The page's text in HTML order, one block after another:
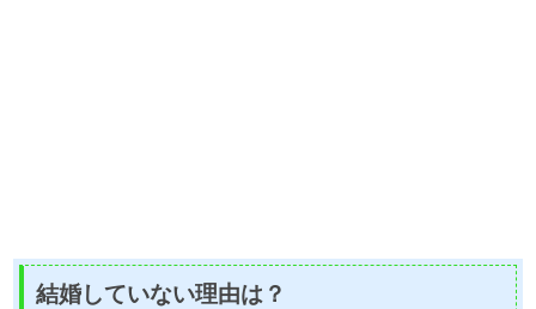
結婚していない理由は？